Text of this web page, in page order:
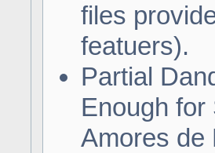
files
featuers).
Partial
Enough for
Amores de